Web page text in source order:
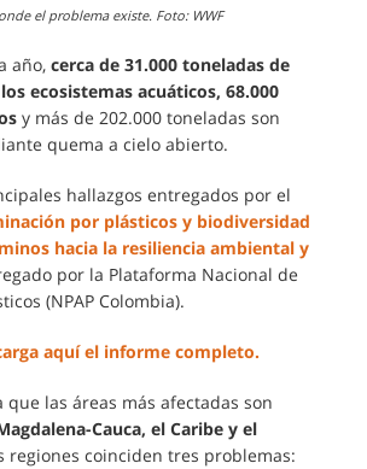
el problema existe. Foto: WWF
año, cerca de 31.000 toneladas de
ecosistemas acuáticos, 68.000
y más de 202.000 toneladas son
quema a cielo abierto.
hallazgos entregados por el
por plásticos y biodiversidad
hacia la resiliencia ambiental y
por la Plataforma Nacional de
(NPAP Colombia).
aquí el informe completo.
que las áreas más afectadas son
Cauca, el Caribe y el
regiones coinciden tres problemas: